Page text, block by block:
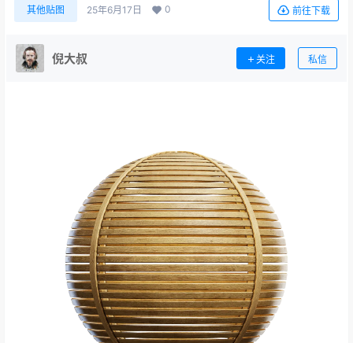
其他贴图 25年6月17日 0 前往下载
倪大叔 关注 私信